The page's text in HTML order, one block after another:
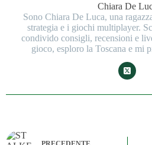
Chiara De
Sono Chiara De Luca, una
strategia e i giochi multiplayer.
condivido consigli, recensioni e
gioco, esploro la Toscana e mi